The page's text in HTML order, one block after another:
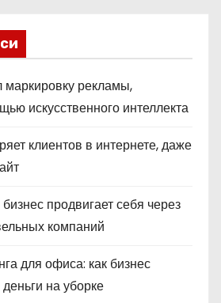
рекламы,
искусственного интеллекта
клиентов в интернете, даже
продвигает себя через
компаний
для офиса: как бизнес
на уборке